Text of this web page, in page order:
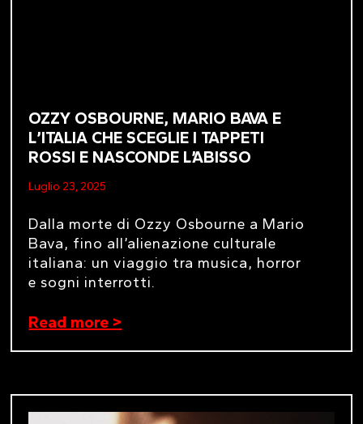
OZZY OSBOURNE, MARIO BAVA E
L’ITALIA CHE SCEGLIE I TAPPETI
ROSSI E NASCONDE L’ABISSO
Luglio 23, 2025
Dalla morte di Ozzy Osbourne a Mario
Bava, fino all’alienazione culturale
italiana: un viaggio tra musica, horror
e sogni interrotti.
Read more >